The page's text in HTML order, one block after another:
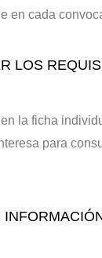
en cada
LOS
la ficha
para